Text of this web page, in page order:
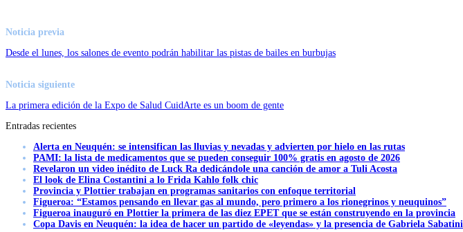
Noticia previa
Desde el lunes, los salones de evento podrán habilitar las pistas de bailes en burbujas
Noticia siguiente
La primera edición de la Expo de Salud CuidArte es un boom de gente
Entradas recientes
Alerta en Neuquén: se intensifican las lluvias y nevadas y advierten por hielo en las rutas
PAMI: la lista de medicamentos que se pueden conseguir 100% gratis en agosto de 2026
Revelaron un video inédito de Luck Ra dedicándole una canción de amor a Tuli Acosta
El look de Elina Costantini a lo Frida Kahlo folk chic
Provincia y Plottier trabajan en programas sanitarios con enfoque territorial
Figueroa: “Estamos pensando en llevar gas al mundo, pero primero a los rionegrinos y neuquinos”
Figueroa inauguró en Plottier la primera de las diez EPET que se están construyendo en la provincia
Copa Davis en Neuquén: la idea de hacer un partido de «leyendas» y la presencia de Gabriela Sabatini